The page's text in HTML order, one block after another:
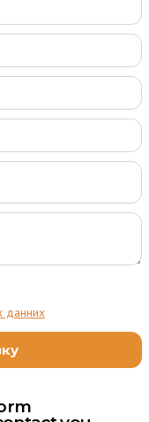
данних